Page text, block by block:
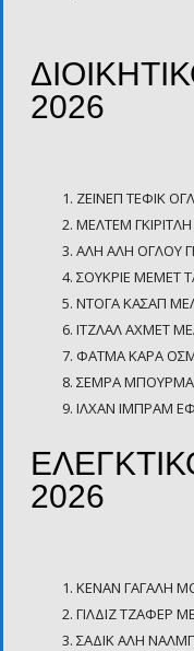
2026
ΖΕΪΝΕΠ ΤΕΦIΚ
ΜΕΛΤΕΜ
ΑΛΗ ΑΛΗ ΟΓΛΟΥ
ΣΟΥΚΡΙΕ ΜΕΜΕΤ
ΝΤΟΓΑ ΚΑΣΑΠ
ΙΤΖΛΑΛ ΑΧΜΕΤ
ΦΑΤΜΑ ΚΑΡΑ
ΣΕΜΡΑ
ΙΛΧΑΝ ΙΜΠΡΑΜ
2026
ΚΕΝΑΝ ΓΑΓΑΛH
ΓΙΛΔΙΖ ΤΖΑΦΕΡ
ΣΑΔΙΚ ΑΛΗ